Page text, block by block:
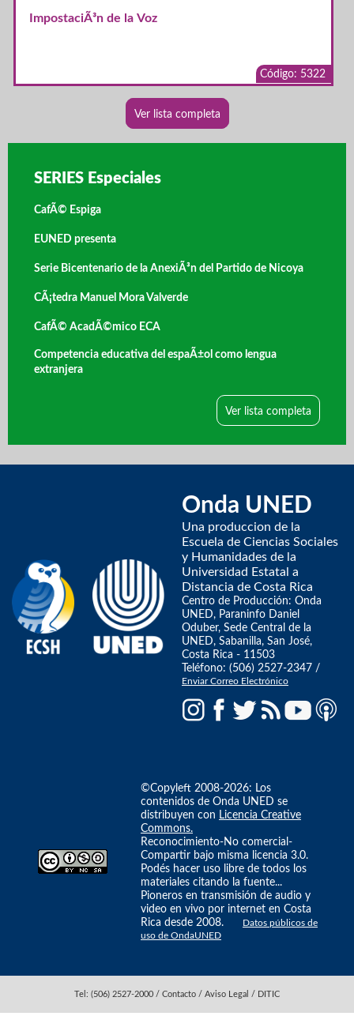
ImpostaciÃ³n de la Voz
Código: 5322
Ver lista completa
SERIES Especiales
CafÃ© Espiga
EUNED presenta
Serie Bicentenario de la AnexiÃ³n del Partido de Nicoya
CÃ¡tedra Manuel Mora Valverde
CafÃ© AcadÃ©mico ECA
Competencia educativa del espaÃ±ol como lengua
extranjera
Ver lista completa
Onda UNED
Una produccion de la
Escuela de Ciencias Sociales
y Humanidades de la
Universidad Estatal a
Distancia de Costa Rica
Centro de Producción: Onda
UNED, Paraninfo Daniel
Oduber, Sede Central de la
UNED, Sabanilla, San José,
Costa Rica - 11503
Teléfono: (506) 2527-2347 /
Enviar Correo Electrónico
©Copyleft 2008-2026: Los
contenidos de Onda UNED se
distribuyen con Licencia Creative
Commons.
Reconocimiento-No comercial-
Compartir bajo misma licencia 3.0.
Podés hacer uso libre de todos los
materiales citando la fuente...
Pioneros en transmisión de audio y
video en vivo por internet en Costa
Rica desde 2008.
Datos públicos de
uso de OndaUNED
Tel: (506) 2527-2000 / Contacto / Aviso Legal / DITIC